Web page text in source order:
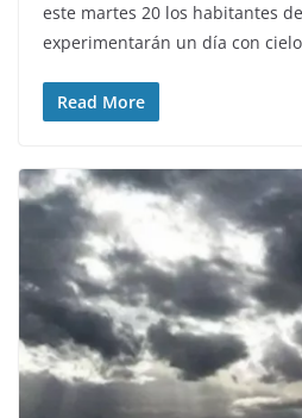
este martes 20 los habitantes
experimentarán un día con cielo
Read More